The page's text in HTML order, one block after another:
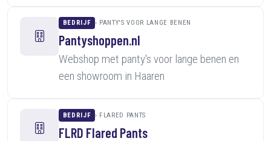
BEDRIJF PANTY'S VOOR LANGE BENEN
Pantyshoppen.nl
Webshop met panty's voor lange benen en
een showroom in Haaren
BEDRIJF FLARED PANTS
FLRD Flared Pants